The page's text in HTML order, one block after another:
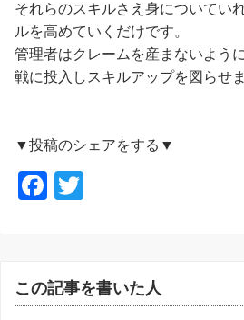
それらのスキルさえ身についてい
ルを高めていくだけです。
管理者はクレームを産まないよう
戦に投入しスキルアップを図らせ
▼投稿のシェアをする▼
F
e
b
er
この記事を書いた人